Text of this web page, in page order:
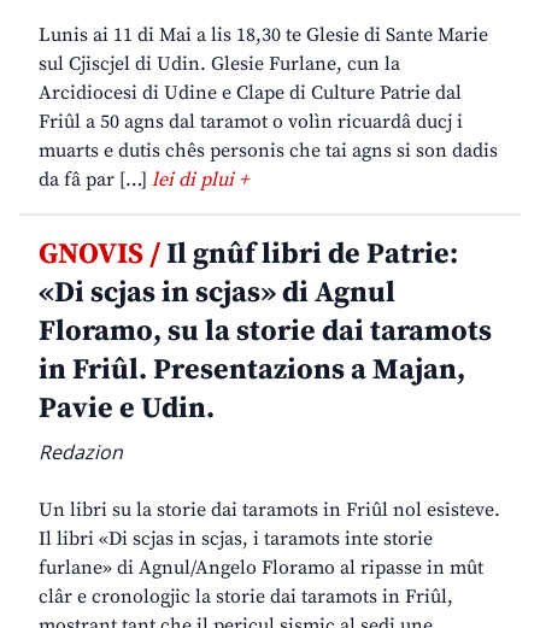
Lunis ai 11 di Mai a lis 18,30 te Glesie di Sante Marie
sul Cjiscjel di Udin. Glesie Furlane, cun la
Arcidiocesi di Udine e Clape di Culture Patrie dal
Friûl a 50 agns dal taramot o volìn ricuardâ ducj i
muarts e dutis chês personis che tai agns si son dadis
da fâ par […] lei di plui +
GNOVIS /Il gnûf libri de Patrie:
«Di scjas in scjas» di Agnul
Floramo, su la storie dai taramots
in Friûl. Presentazions a Majan,
Pavie e Udin.
Redazion
Un libri su la storie dai taramots in Friûl nol esisteve.
Il libri «Di scjas in scjas, i taramots inte storie
furlane» di Agnul/Angelo Floramo al ripasse in mût
clâr e cronologjic la storie dai taramots in Friûl,